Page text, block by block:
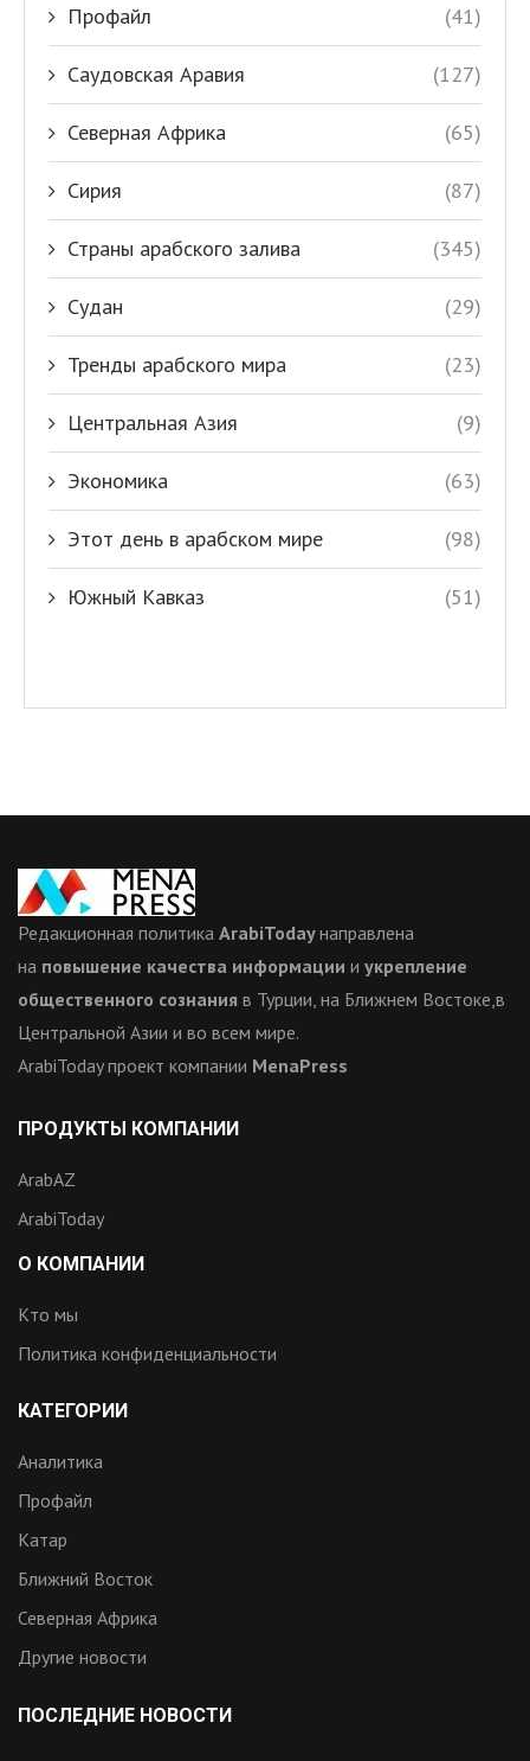
Профайл (41)
Саудовская Аравия (127)
Северная Африка (65)
Сирия (87)
Страны арабского залива (345)
Судан (29)
Тренды арабского мира (23)
Центральная Азия (9)
Экономика (63)
Этот день в арабском мире (98)
Южный Кавказ (51)
Редакционная политика ArabiTodayнаправлена
на повышение качества информации и укрепление
общественного сознания в Турции, на Ближнем Востоке,в
Центральной Азии и во всем мире.
ArabiToday проект компании MenaPress
ПРОДУКТЫ КОМПАНИИ
ArabAZ
ArabiToday
О КОМПАНИИ
Кто мы
Политика конфиденциальности
КАТЕГОРИИ
Аналитика
Профайл
Катар
Ближний Восток
Северная Африка
Другие новости
ПОСЛЕДНИЕ НОВОСТИ